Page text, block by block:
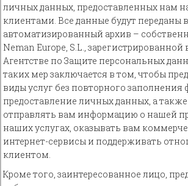
личных данных, предоставленных нам
клиентами. Все данные будут переданы в
автоматизированный архив –
Neman Europe, S.L.,
Агентстве по Защите персональных
таких мер заключается в том, чтобы
виды услуг без повторного заполнения
предоставление личных данных, а
отправлять вам информацию о нашей
наших услугах, оказывать вам
интернет-сервисы и поддерживать
клиентом.
Кроме того, заинтересованное лицо,